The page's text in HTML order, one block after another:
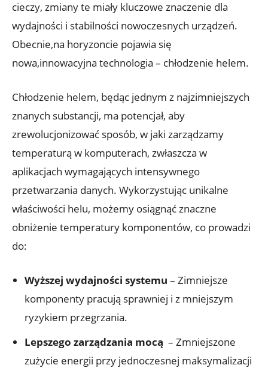
cieczy, zmiany te⁣ miały kluczowe ‌znaczenie dla
wydajności⁤ i stabilności nowoczesnych urządzeń.
Obecnie,na horyzoncie pojawia się
nowa,innowacyjna technologia⁣ – chłodzenie helem.
Chłodzenie helem, będąc jednym z najzimniejszych
znanych substancji, ma potencjał, aby
zrewolucjonizować​ sposób,‍ w jaki zarządzamy
temperaturą w⁤ komputerach, zwłaszcza w
aplikacjach wymagających ⁣intensywnego
przetwarzania⁢ danych. Wykorzystując unikalne
właściwości helu, możemy osiągnąć znaczne
obniżenie temperatury komponentów, co⁣ prowadzi
⁢do:
Wyższej wydajności systemu – ⁢Zimniejsze
komponenty pracują sprawniej i z mniejszym
ryzykiem przegrzania.
Lepszego zarządzania mocą ‍ – Zmniejszone
zużycie energii przy jednoczesnej maksymalizacji